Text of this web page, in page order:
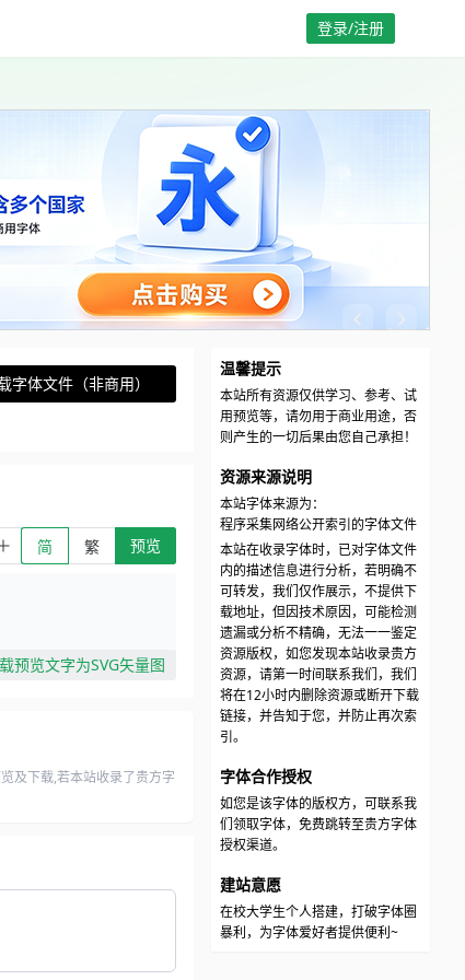
登录/注册
字体文件（非商用）
简 繁 预览
预览文字为SVG矢量图
及下载,若本站收录了贵方字
温馨提示
本站所有资源仅供学习、参考、试
用预览等，请勿用于商业用途，否
则产生的一切后果由您自己承担！
资源来源说明
本站字体来源为：
程序采集网络公开索引的字体文件
本站在收录字体时，已对字体文件
内的描述信息进行分析，若明确不
可转发，我们仅作展示，不提供下
载地址，但因技术原因，可能检测
遗漏或分析不精确，无法一一鉴定
资源版权，如您发现本站收录贵方
资源，请第一时间联系我们，我们
将在12小时内删除资源或断开下载
链接，并告知于您，并防止再次索
引。
字体合作授权
如您是该字体的版权方，可联系我
们领取字体，免费跳转至贵方字体
授权渠道。
建站意愿
在校大学生个人搭建，打破字体圈
暴利，为字体爱好者提供便利~